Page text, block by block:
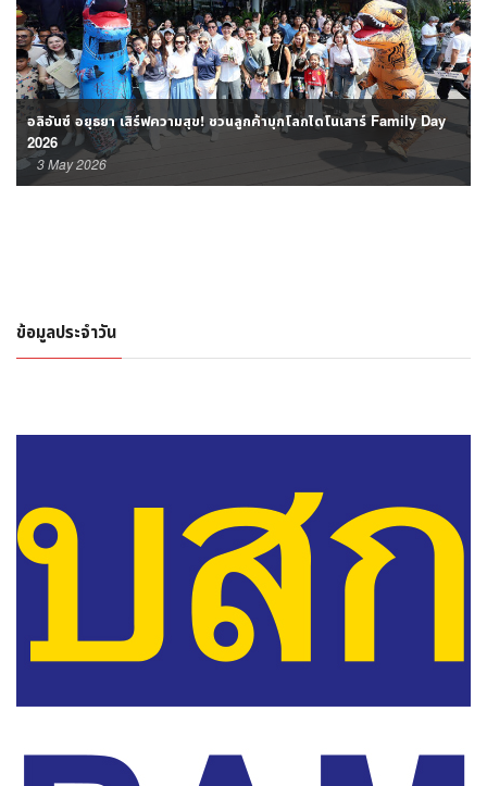
อลิอันซ์ อยุธยา เสิร์ฟความสุข! ชวนลูกค้าบุกโลกไดโนเสาร์ Family Day
2026
3 May 2026
ข้อมูลประจำวัน